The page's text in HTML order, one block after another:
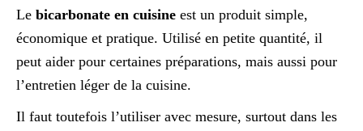
Le bicarbonate en cuisine est un produit simple,
économique et pratique. Utilisé en petite quantité, il
peut aider pour certaines préparations, mais aussi pour
l’entretien léger de la cuisine.
Il faut toutefois l’utiliser avec mesure, surtout dans les